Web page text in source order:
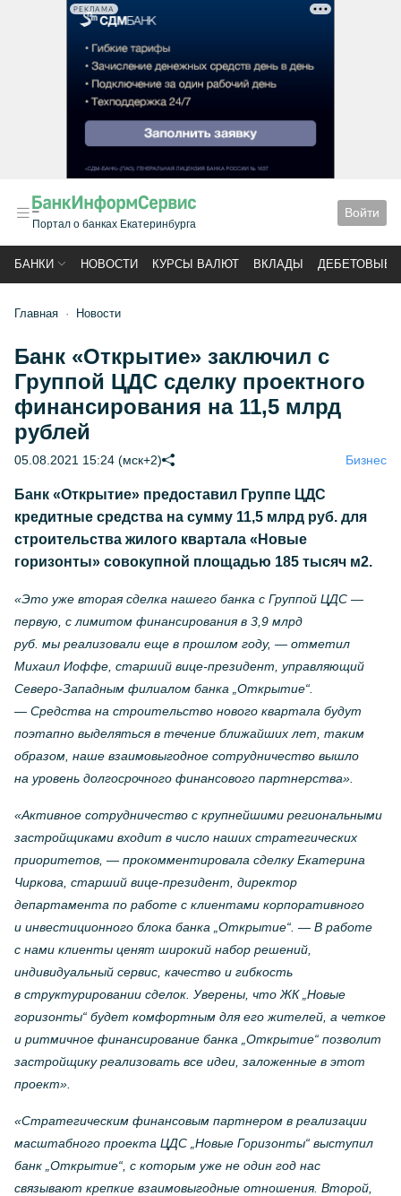
РЕКЛАМА
Портал о банках Екатеринбурга
Войти
БАНКИ НОВОСТИ КУРСЫ ВАЛЮТ ВКЛАДЫ ДЕБЕТОВЫЕ
Главная Новости
Банк «Открытие» заключил с
Группой ЦДС сделку проектного
финансирования на 11,5 млрд
рублей
05.08.2021 15:24 (мск+2) Бизнес
Банк «Открытие» предоставил Группе ЦДС
кредитные средства на сумму 11,5 млрд руб. для
строительства жилого квартала «Новые
горизонты» совокупной площадью 185 тысяч м2.
«Это уже вторая сделка нашего банка с Группой ЦДС —
первую, с лимитом финансирования в 3,9 млрд
руб. мы реализовали еще в прошлом году, — отметил
Михаил Иоффе, старший вице-президент, управляющий
Северо-Западным филиалом банка „Открытие“.
— Средства на строительство нового квартала будут
поэтапно выделяться в течение ближайших лет, таким
образом, наше взаимовыгодное сотрудничество вышло
на уровень долгосрочного финансового партнерства».
«Активное сотрудничество с крупнейшими региональными
застройщиками входит в число наших стратегических
приоритетов, — прокомментировала сделку Екатерина
Чиркова, старший вице-президент, директор
департамента по работе с клиентами корпоративного
и инвестиционного блока банка „Открытие“. — В работе
с нами клиенты ценят широкий набор решений,
индивидуальный сервис, качество и гибкость
в структурировании сделок. Уверены, что ЖК „Новые
горизонты“ будет комфортным для его жителей, а четкое
и ритмичное финансирование банка „Открытие“ позволит
застройщику реализовать все идеи, заложенные в этот
проект».
«Стратегическим финансовым партнером в реализации
масштабного проекта ЦДС „Новые Горизонты“ выступил
банк „Открытие“, с которым уже не один год нас
связывают крепкие взаимовыгодные отношения. Второй,